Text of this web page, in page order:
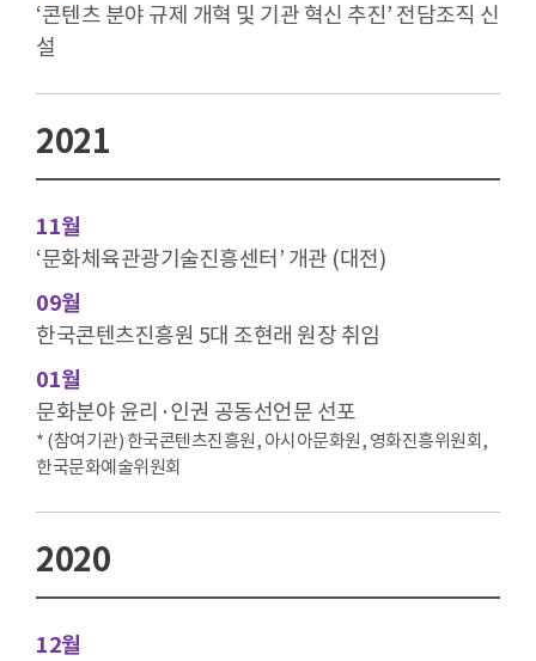
‘콘텐츠 분야 규제 개혁 및 기관 혁신 추진’ 전담조직 신
설
2021
11월
‘문화체육관광기술진흥센터’ 개관 (대전)
09월
한국콘텐츠진흥원 5대 조현래 원장 취임
01월
문화분야 윤리·인권 공동선언문 선포
* (참여기관) 한국콘텐츠진흥원, 아시아문화원, 영화진흥위원회,
한국문화예술위원회
2020
12월